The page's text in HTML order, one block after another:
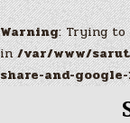
Warning: Trying to
in/var/www/
share-and-